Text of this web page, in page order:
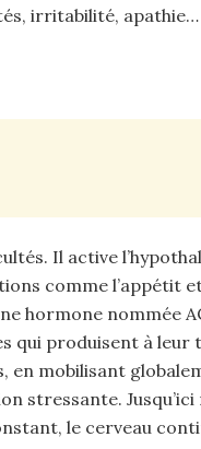
irritabilité, apathie…
Il active
comme l’appétit
hormone nommée
qui produisent à leur
mobilisant
stressante. Jusqu’ici
le cerveau